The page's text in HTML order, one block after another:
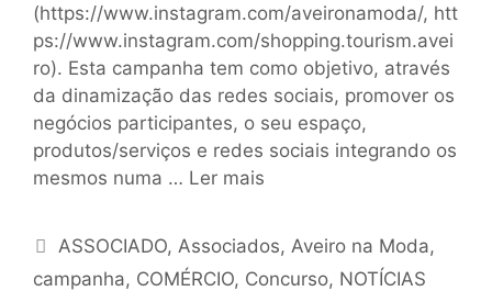
(https://www.instagram.com/aveironamoda/, htt
ps://www.instagram.com/shopping.tourism.avei
ro). Esta campanha tem como objetivo, através
da dinamização das redes sociais, promover os
negócios participantes, o seu espaço,
produtos/serviços e redes sociais integrando os
mesmos numa … Ler mais
ASSOCIADO, Associados, Aveiro na Moda,
campanha, COMÉRCIO, Concurso, NOTÍCIAS